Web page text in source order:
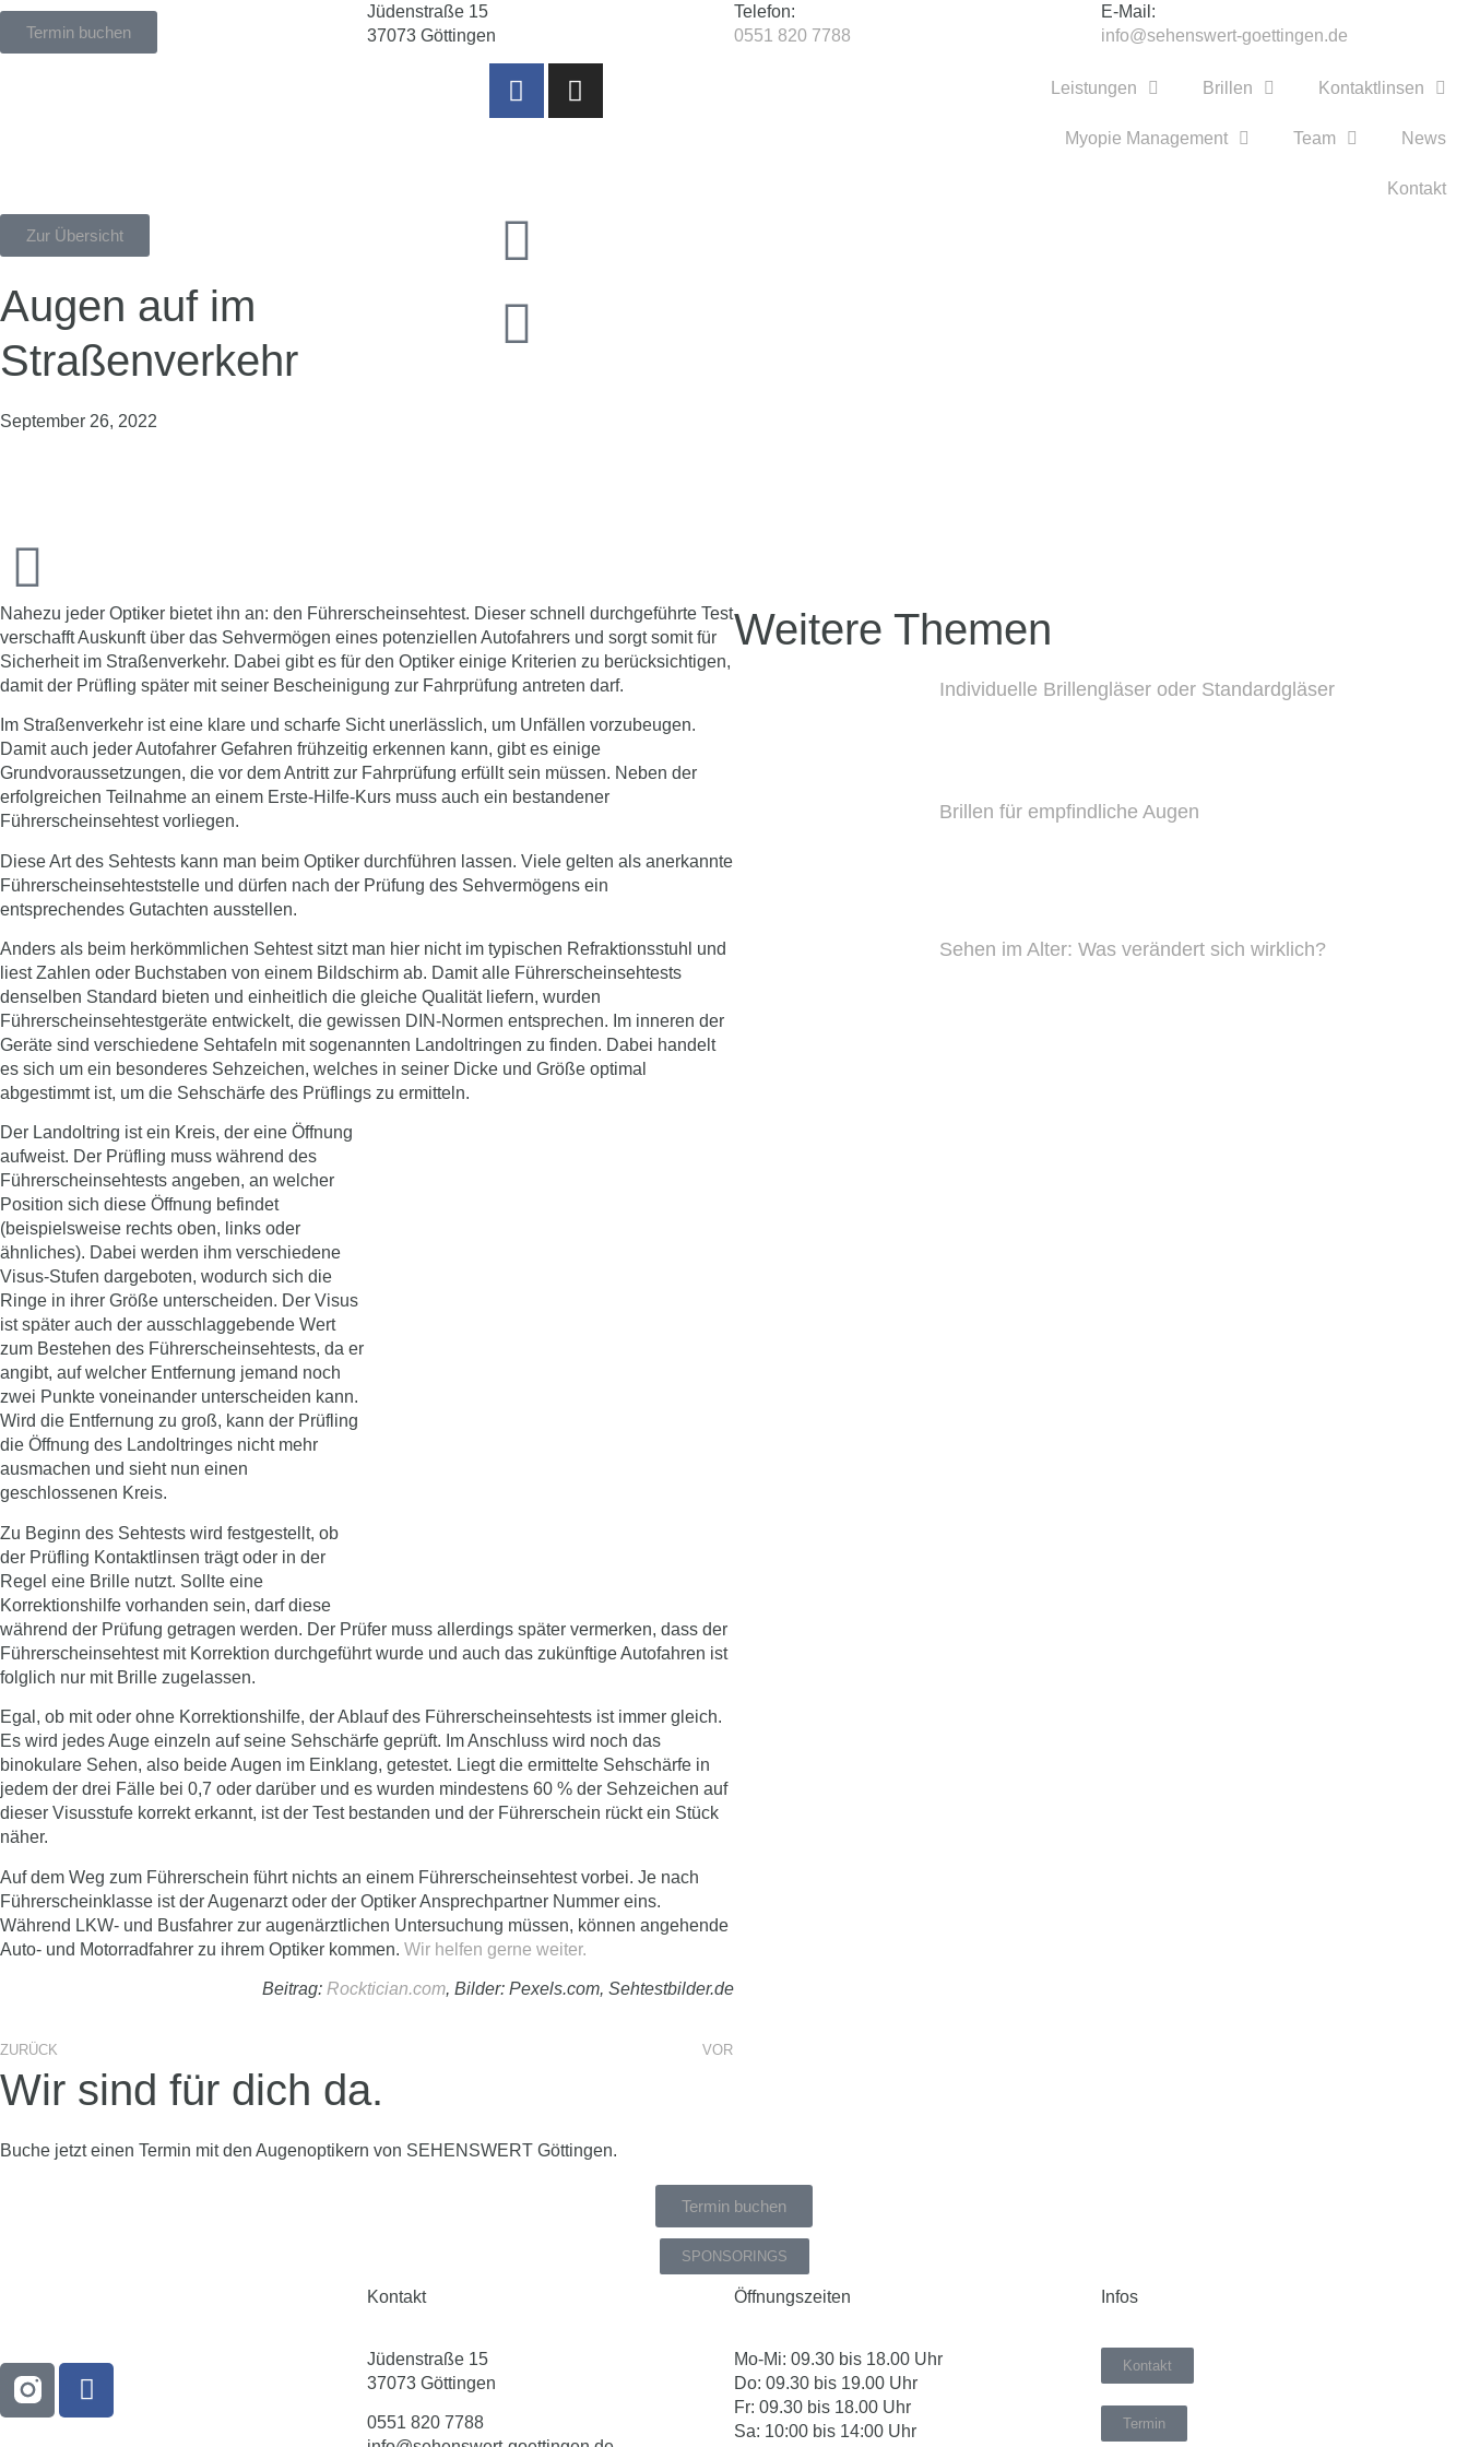
Termin buchen
Jüdenstraße 15
37073 Göttingen
Telefon:
0551 820 7788
E-Mail:
info@sehenswert-goettingen.de
Leistungen Brillen Kontaktlinsen
Myopie Management Team News
Kontakt
Zur Übersicht
Augen auf im
Straßenverkehr
September 26, 2022
Nahezu jeder Optiker bietet ihn an: den Führerscheinsehtest. Dieser schnell durchgeführte Test
verschafft Auskunft über das Sehvermögen eines potenziellen Autofahrers und sorgt somit für
Sicherheit im Straßenverkehr. Dabei gibt es für den Optiker einige Kriterien zu berücksichtigen,
damit der Prüfling später mit seiner Bescheinigung zur Fahrprüfung antreten darf.
Im Straßenverkehr ist eine klare und scharfe Sichtunerlässlich, um Unfällen vorzubeugen.
Damit auch jeder Autofahrer Gefahren frühzeitig erkennen kann, gibt es einige
Grundvoraussetzungen, die vor dem Antritt zur Fahrprüfung erfüllt sein müssen. Neben der
erfolgreichen Teilnahme an einem Erste-Hilfe-Kurs muss auch ein bestandener
Führerscheinsehtestvorliegen.
Diese Art des Sehtests kann man beim Optiker durchführen lassen. Viele gelten als anerkannte
Führerscheinsehteststelle und dürfen nach der Prüfung des Sehvermögens ein
entsprechendes Gutachten ausstellen.
Anders als beim herkömmlichen Sehtest sitzt man hier nicht im typischen Refraktionsstuhl und
liest Zahlen oder Buchstaben von einem Bildschirm ab. Damit alle Führerscheinsehtests
denselben Standard bieten und einheitlich die gleiche Qualität liefern, wurden
Führerscheinsehtestgeräte entwickelt, die gewissen DIN-Normen entsprechen. Im inneren der
Geräte sind verschiedene Sehtafeln mit sogenannten Landoltringen zu finden. Dabei handelt
es sich um ein besonderes Sehzeichen, welches in seiner Dicke und Größe optimal
abgestimmt ist, um die Sehschärfe des Prüflings zu ermitteln.
Der Landoltring ist ein Kreis, der eine Öffnung
aufweist. Der Prüfling muss während des
Führerscheinsehtests angeben, an welcher
Position sich diese Öffnung befindet
(beispielsweise rechts oben, links oder
ähnliches). Dabei werden ihm verschiedene
Visus-Stufen dargeboten, wodurch sich die
Ringe in ihrer Größe unterscheiden. Der Visus
ist später auch der ausschlaggebende Wert
zum Bestehen des Führerscheinsehtests, da er
angibt, auf welcher Entfernung jemand noch
zwei Punkte voneinander unterscheiden kann.
Wird die Entfernung zu groß, kann der Prüfling
die Öffnung des Landoltringes nicht mehr
ausmachen und sieht nun einen
geschlossenen Kreis.
Zu Beginn des Sehtests wird festgestellt, ob
der Prüfling Kontaktlinsen trägt oder in der
Regel eine Brille nutzt. Sollte eine
Korrektionshilfe vorhanden sein, darf diese
während der Prüfung getragen werden. Der Prüfer muss allerdings später vermerken, dass der
Führerscheinsehtest mit Korrektion durchgeführt wurde und auch das zukünftige Autofahren ist
folglich nur mit Brille zugelassen.
Egal, ob mit oder ohne Korrektionshilfe, der Ablauf des Führerscheinsehtests ist immer gleich.
Es wird jedes Auge einzeln auf seine Sehschärfe geprüft. Im Anschluss wird noch das
binokulare Sehen, also beide Augen im Einklang, getestet. Liegt die ermittelte Sehschärfe in
jedem der drei Fälle bei 0,7 oder darüber und es wurden mindestens 60 % der Sehzeichen auf
dieser Visusstufe korrekt erkannt, ist der Test bestanden und der Führerschein rückt ein Stück
näher.
Auf dem Weg zum Führerschein führt nichts an einem Führerscheinsehtest vorbei. Je nach
Führerscheinklasse ist der Augenarzt oder der Optiker Ansprechpartner Nummer eins.
Während LKW- und Busfahrer zur augenärztlichen Untersuchung müssen, können angehende
Auto- und Motorradfahrer zu ihrem Optiker kommen. Wir helfen gerne weiter.
Beitrag: Rocktician.com, Bilder: Pexels.com, Sehtestbilder.de
ZURÜCK VOR
Weitere Themen
Individuelle Brillengläser oder Standardgläser
Brillen für empfindliche Augen
Sehen im Alter: Was verändert sich wirklich?
Wir sind für dich da.
Buche jetzt einen Termin mit den Augenoptikern von SEHENSWERT Göttingen.
Termin buchen
SPONSORINGS
Kontakt
Jüdenstraße 15
37073 Göttingen
0551 820 7788
Öffnungszeiten
Mo-Mi: 09.30 bis 18.00 Uhr
Do: 09.30 bis 19.00 Uhr
Fr: 09.30 bis 18.00 Uhr
Sa: 10:00 bis 14:00 Uhr
Infos
Kontakt
Termin